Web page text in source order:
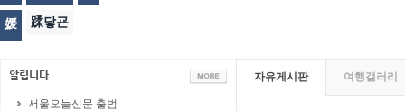
媛 蹂닿굔
서울오늘신문 출범
자유게시판 여행갤러리